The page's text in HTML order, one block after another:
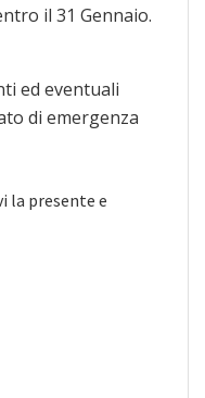
il 31 Gennaio.
ed eventuali
di emergenza
la presente e